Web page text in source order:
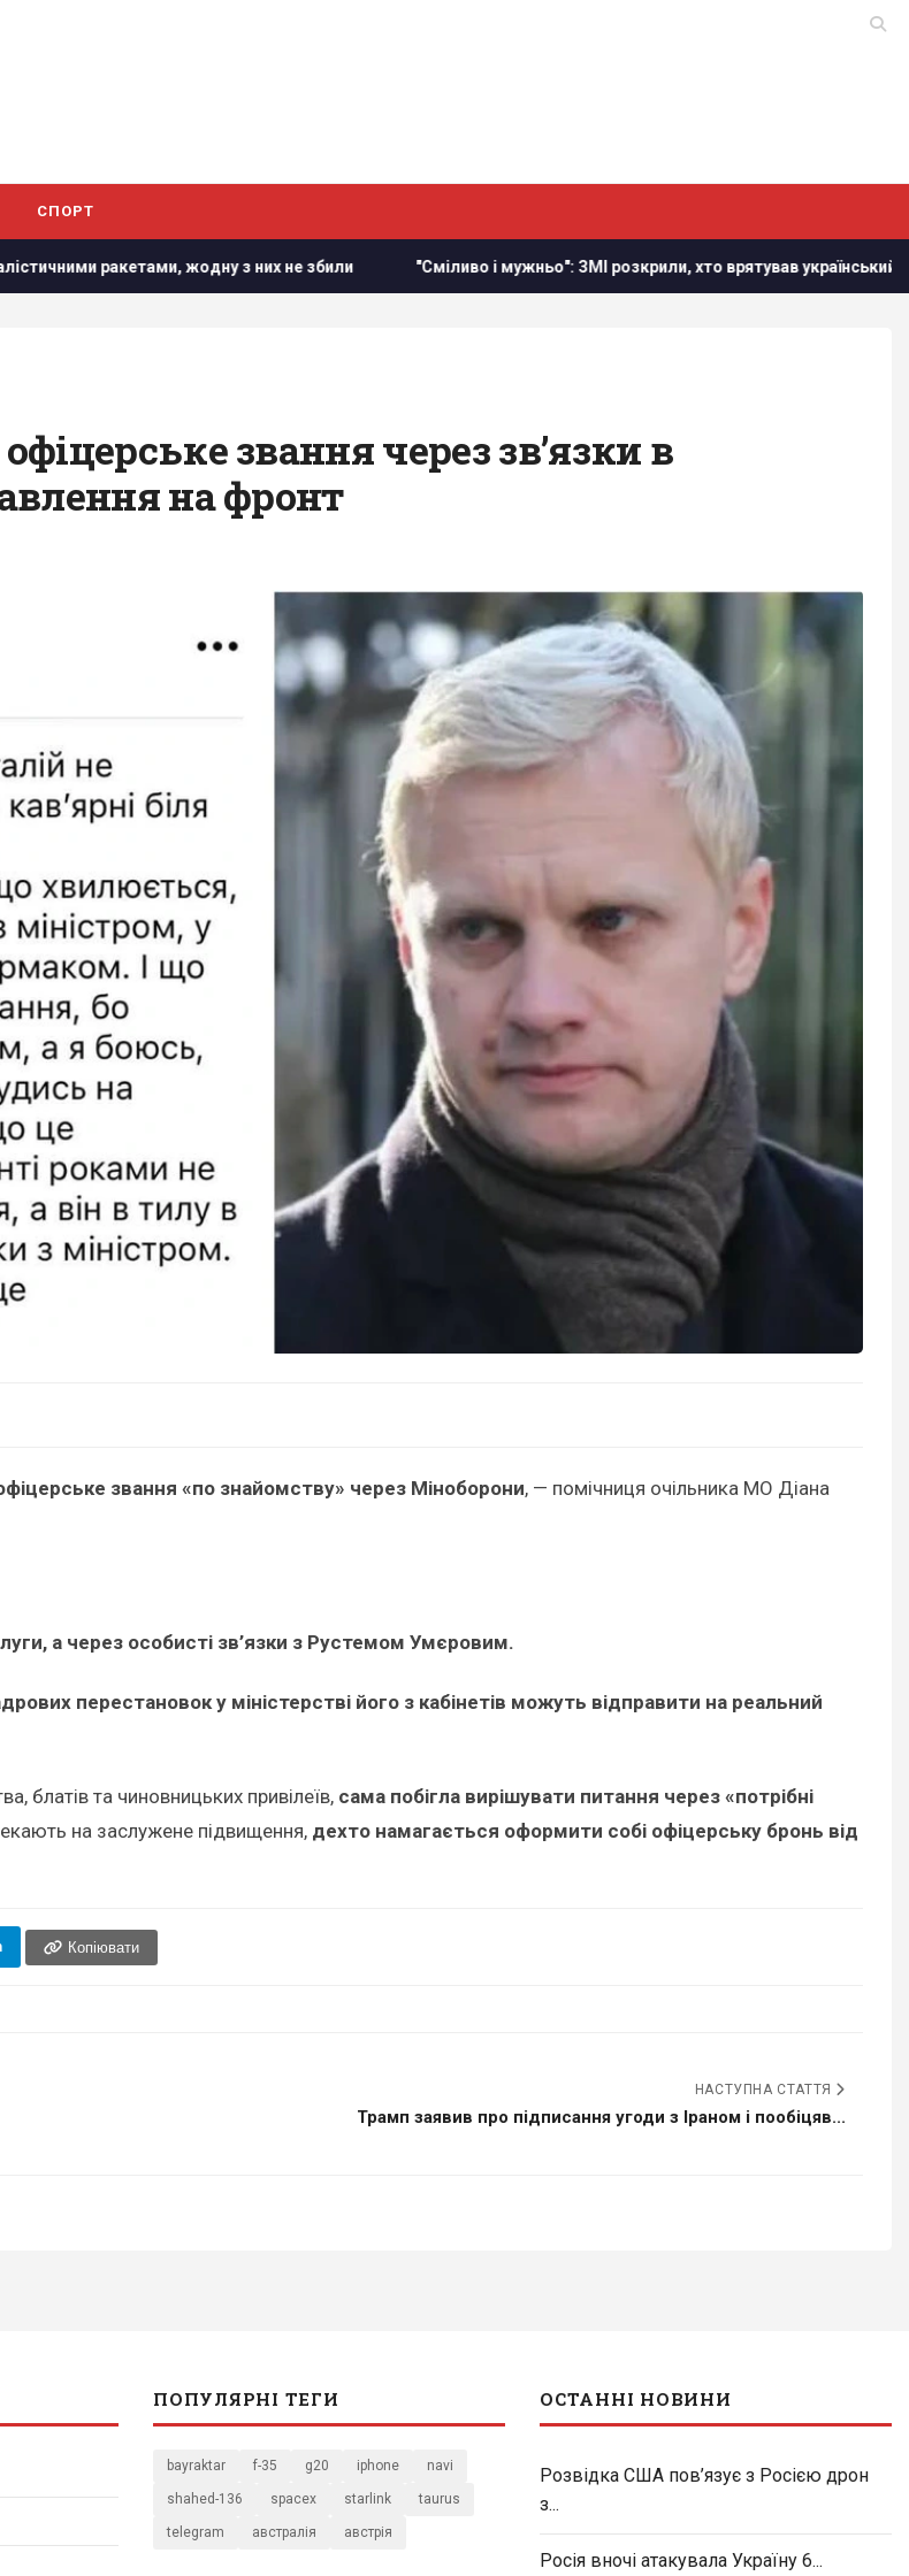
СПОРТ
ракетами, жодну з них не збили "Сміливо і мужньо": ЗМІ розкрили, хто врятував український літак від
звання через зв’язки в
на фронт
звання «по знайомству» через Міноборони, — помічниця очільника МО Діана
а через особисті зв’язки з Рустемом Умєровим.
перестановок у міністерстві його з кабінетів можуть відправити на реальний
блатів та чиновницьких привілеїв, сама побігла вирішувати питання через «потрібні
на заслужене підвищення, дехто намагається оформити собі офіцерську бронь від
Копіювати
НАСТУПНА СТАТТЯ
Трамп заявив про підписання угоди з Іраном і пообіцяв...
ПОПУЛЯРНІ ТЕГИ
bayraktar f-35 g20 iphone navi
shahed-136 spacex starlink taurus
telegram австралія австрія
ОСТАННІ НОВИНИ
Розвідка США пов’язує з Росією дрон
з...
Росія вночі атакувала Україну 6...